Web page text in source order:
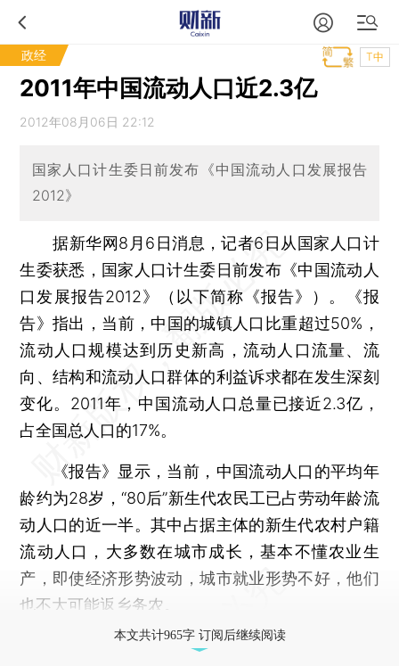
政经 T中
2011年中国流动人口近2.3亿
2012年08月06日 22:12
国家人口计生委日前发布《中国流动人口发展报告
2012》
据新华网8月6日消息，记者6日从国家人口计
生委获悉，国家人口计生委日前发布《中国流动人
口发展报告2012》（以下简称《报告》）。《报
告》指出，当前，中国的城镇人口比重超过50%，
流动人口规模达到历史新高，流动人口流量、流
向、结构和流动人口群体的利益诉求都在发生深刻
变化。2011年，中国流动人口总量已接近2.3亿，
占全国总人口的17%。
《报告》显示，当前，中国流动人口的平均年
龄约为28岁，“80后”新生代农民工已占劳动年龄流
动人口的近一半。其中占据主体的新生代农村户籍
流动人口，大多数在城市成长，基本不懂农业生
产，即使经济形势波动，城市就业形势不好，他们
也不大可能返乡务农。
本文共计965字 订阅后继续阅读